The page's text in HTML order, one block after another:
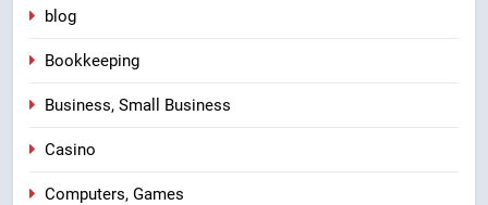
blog
Bookkeeping
Business, Small Business
Casino
Computers, Games